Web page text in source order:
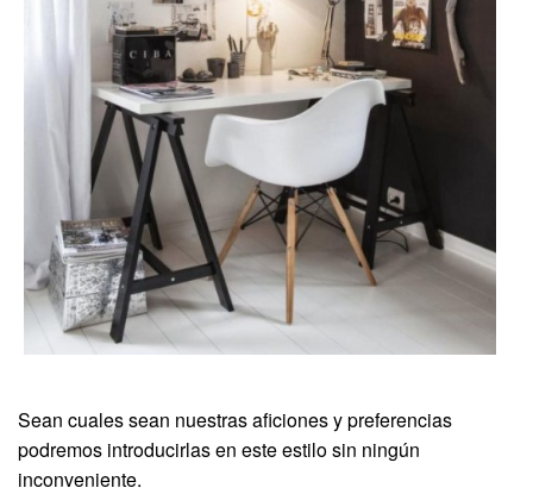
Sean cuales sean nuestras aficiones y preferencias
podremos introducirlas en este estilo sin ningún
inconveniente.